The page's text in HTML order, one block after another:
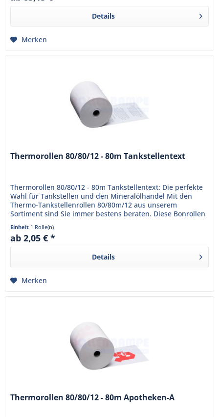
Details
Merken
Thermorollen 80/80/12 - 80m Tankstellentext
Thermorollen 80/80/12 - 80m Tankstellentext: Die perfekte
Wahl für Tankstellen und den Mineralölhandel Mit den
Thermo-Tankstellenrollen 80/80m/12 aus unserem
Sortiment sind Sie immer bestens beraten. Diese Bonrollen
sind bereits mit...
Einheit 1 Rolle(n)
ab 2,05 € *
Details
Merken
Thermorollen 80/80/12 - 80m Apotheken-A